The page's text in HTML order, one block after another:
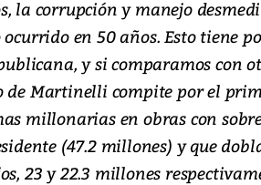
la corrupción y manejo
en 50 años. Esto tiene
y si comparamos con
de Martinelli compite por el
millonarias en obras con
(47.2 millones) y que
23 y 22.3 millones